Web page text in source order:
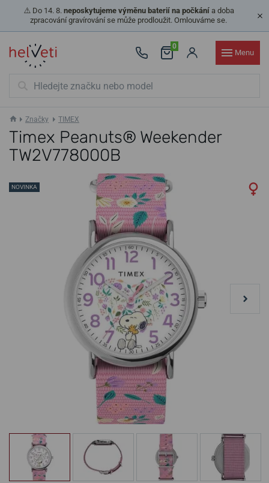
⚠️ Do 14. 8. neposkytujeme výměnu baterií na počkánía doba
zpracování gravírování se může prodloužit. Omlouváme se.
0
Menu
Značky TIMEX
Timex Peanuts® Weekender
TW2V778000B
NOVINKA